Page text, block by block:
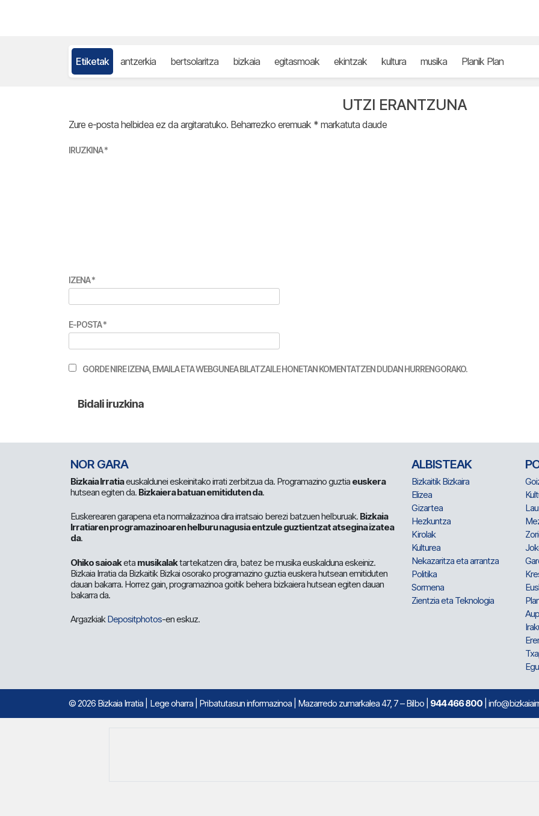
Etiketak antzerkia bertsolaritza bizkaia egitasmoak ekintzak kultura musika Planik Plan
UTZI ERANTZUNA
Zure e-posta helbidea ez da argitaratuko. Beharrezko eremuak * markatuta daude
IRUZKINA*
IZENA*
E-POSTA*
GORDE NIRE IZENA, EMAILA ETA WEBGUNEA BILATZAILE HONETAN KOMENTATZEN DUDAN HURRENGORAKO.
NOR GARA
Bizkaia Irratiaeuskaldunei eskeinitako irrati zerbitzua da. Programazino guztia euskera
hutsean egiten da. Bizkaiera batuan emitiduten da.
Euskerearen garapena eta normalizazinoa dira irratsaio berezi batzuen helburuak. Bizkaia
Irratiaren programazinoaren helburu nagusia entzule guztientzat atsegina izatea
da.
Ohiko saioaketa musikalaktartekatzen dira, batez be musika euskalduna eskeiniz.
Bizkaia Irratia da Bizkaitik Bizkai osorako programazino guztia euskera hutsean emitiduten
dauan bakarra. Horrez gain, programazinoa goitik behera bizkaiera hutsean egiten dauan
bakarra da.
ArgazkiakDepositphotos-en eskuz.
ALBISTEAK
Bizkaitik Bizkaira
Elizea
Gizartea
Hezkuntza
Kirolak
Kulturea
Nekazaritza eta arrantza
Politika
Sormena
Zientzia eta Teknologia
© 2026 Bizkaia Irratia Lege oharra Pribatutasun informazinoa | Mazarredo zumarkalea 47, 7 – Bilbo | 944 466 800 |